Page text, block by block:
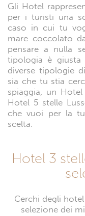
Gli Hotel
per i turisti una
caso in cui tu
mare coccolato
pensare a nulla
tipologia è giusta
diverse tipologie
sia che tu stia
spiaggia, un
Hotel 5 stelle
che vuoi per la
scelta.
Hotel 3
Cerchi degli
selezione dei